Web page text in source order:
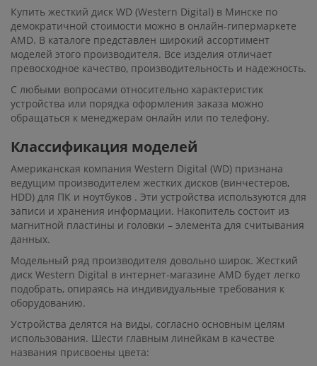
Купить жесткий диск WD (Western Digital) в Минске по
демократичной стоимости можно в онлайн-гипермаркете
AMD. В каталоге представлен широкий ассортимент
моделей этого производителя. Все изделия отличает
превосходное качество, производительность и надежность.
С любыми вопросами относительно характеристик
устройства или порядка оформления заказа можно
обращаться к менеджерам онлайн или по телефону.
Классификация моделей
Американская компания Western Digital (WD) признана
ведущим производителем жестких дисков (винчестеров,
HDD) для ПК и ноутбуков . Эти устройства используются для
записи и хранения информации. Накопитель состоит из
магнитной пластины и головки – элемента для считывания
данных.
Модельный ряд производителя довольно широк. Жесткий
диск Western Digital в интернет-магазине AMD будет легко
подобрать, опираясь на индивидуальные требования к
оборудованию.
Устройства делятся на виды, согласно основным целям
использования. Шести главным линейкам в качестве
названия присвоены цвета: